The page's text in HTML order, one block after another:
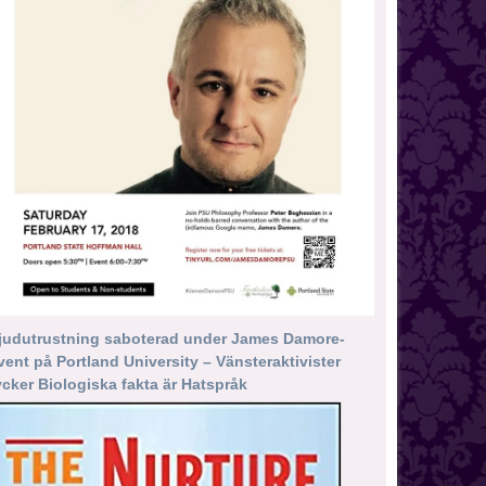
saboterad under James Damore-
på Portland University – Vänsteraktivister
Biologiska fakta är Hatspråk